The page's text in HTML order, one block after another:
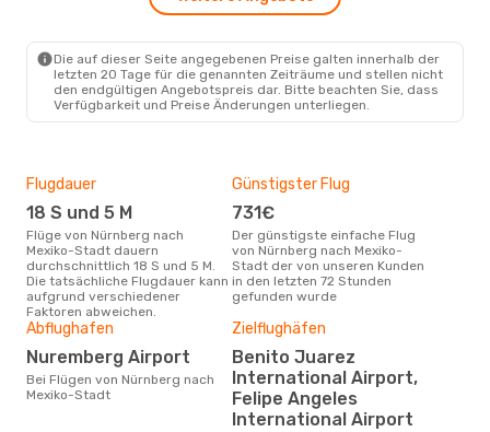
Klm Royal Dutch Airlines
Air France1 Zwischenstopp
MEX- NUE
Die auf dieser Seite angegebenen Preise galten innerhalb der
letzten 20 Tage für die genannten Zeiträume und stellen nicht
den endgültigen Angebotspreis dar. Bitte beachten Sie, dass
Verfügbarkeit und Preise Änderungen unterliegen.
Flugdauer
18 S und 5 M
Flüge von Nürnberg nach
Mexiko-Stadt dauern
durchschnittlich 18 S und 5 M.
Die tatsächliche Flugdauer kann
aufgrund verschiedener
Faktoren abweichen.
Günstigster Flug
731€
Der günstigste einfache Flug
von Nürnberg nach Mexiko-
Stadt der von unseren Kunden
in den letzten 72 Stunden
gefunden wurde
Abflughafen
Nuremberg Airport
Bei Flügen von Nürnberg nach
Mexiko-Stadt
Zielflughäfen
Benito Juarez
International Airport,
Felipe Angeles
International Airport